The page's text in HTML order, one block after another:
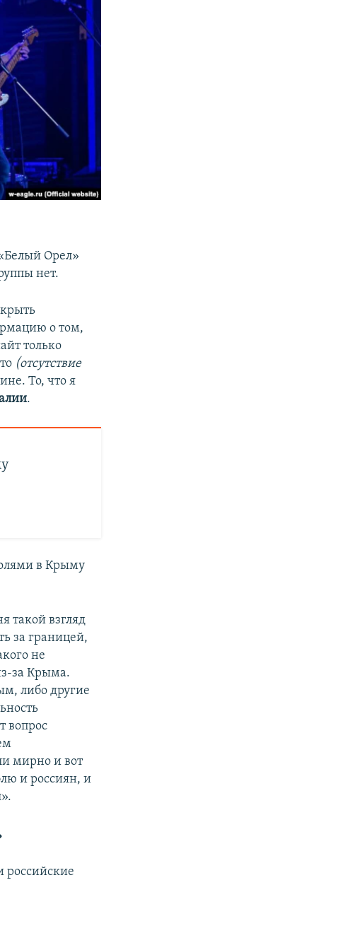
Орел»
нет.
о том,
только
(отсутствие
То, что я
.
в Крыму
такой взгляд
за границей,
не
за Крыма.
либо другие
вопрос
мирно и вот
и россиян, и
российские